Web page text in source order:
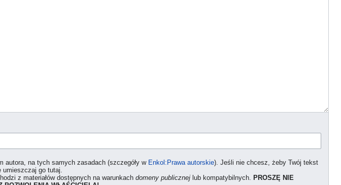
autora, na tych samych zasadach (szczegóły w Enkol:Prawa autorskie). Jeśli nie chcesz, żeby Twój tekst
umieszczaj go tutaj.
z materiałów dostępnych na warunkach domeny publicznej lub kompatybilnych. PROSZĘ NIE